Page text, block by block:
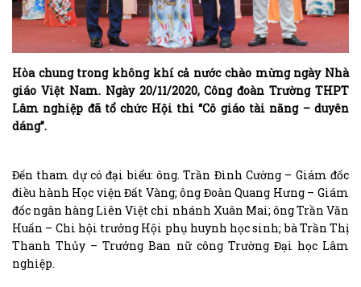
Hòa chung trong không khí cả nước chào mừng ngày Nhà
giáo Việt Nam. Ngày 20/11/2020, Công đoàn Trường THPT
Lâm nghiệp đã tổ chức Hội thi “Cô giáo tài năng – duyên
dáng”.
Đến tham dự có đại biểu: ông. Trần Đình Cường – Giám đốc
điều hành Học viện Đất Vàng; ông Đoàn Quang Hưng – Giám
đốc ngân hàng Liên Việt chi nhánh Xuân Mai; ông Trần Văn
Huấn – Chi hội trưởng Hội phụ huynh học sinh; bà Trần Thị
Thanh Thủy – Trưởng Ban nữ công Trường Đại học Lâm
nghiệp.